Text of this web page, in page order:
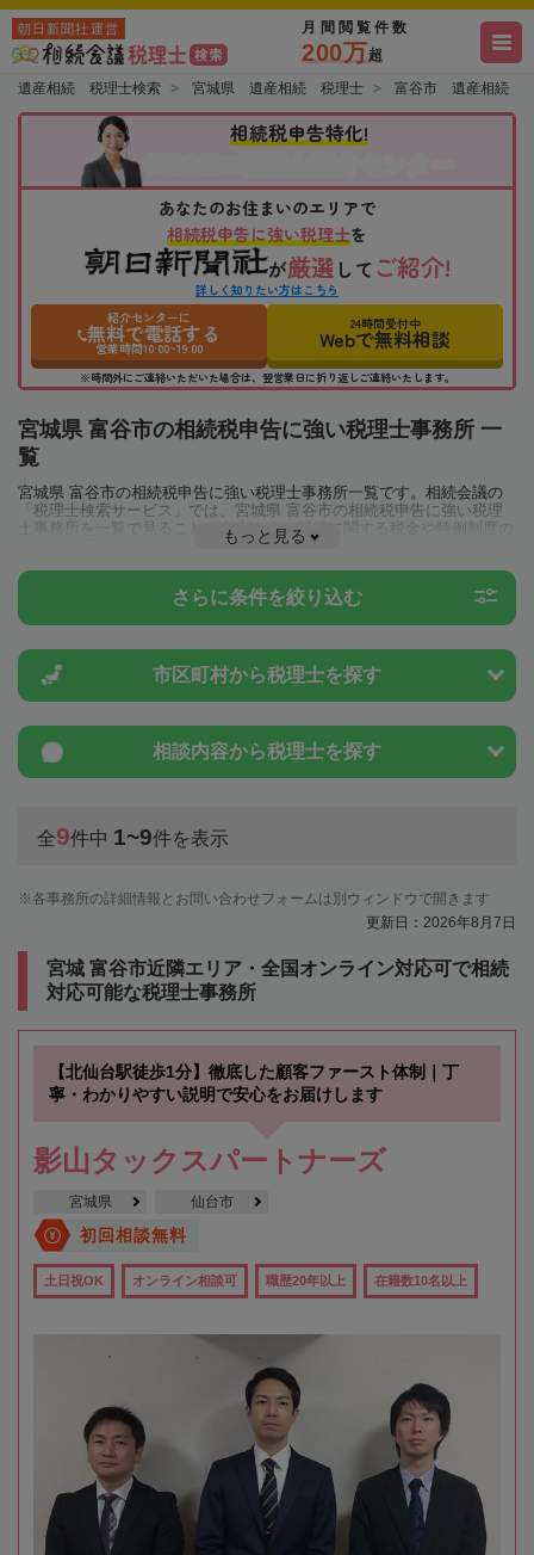
朝日新聞社運営 月間閲覧件数
200万超
遺産相続 税理士検索 宮城県 遺産相続 税理士 富谷市 遺産相続
相続税申告特化!
あなたのお住まいのエリアで
相続税申告に強い税理士を
が厳選 して ご紹介!
詳しく知りたい方はこちら
紹介センターに
無料で電話する
営業時間10:00~19:00
24時間受付中
Webで無料相談
※時間外にご連絡いただいた場合は、翌営業日に折り返しご連絡いたします。
宮城県 富谷市の相続税申告に強い税理士事務所 一
覧
宮城県 富谷市の相続税申告に強い税理士事務所一覧です。相続会議の
「税理士検索サービス」では、宮城県 富谷市の相続税申告に強い税理
士事務所を一覧で見ることが出来ます。相続に関する税金や特例制度の
ことは一度近隣の税理士に相談してみましょう。
もっと見る
さらに条件を絞り込む
市区町村から税理士を探す
相談内容から税理士を探す
全9件中 1~9件を表示
各事務所の詳細情報とお問い合わせフォームは別ウィンドウで開きます
更新日：2026年8月7日
宮城 富谷市近隣エリア・全国オンライン対応可で相続
対応可能な税理士事務所
【北仙台駅徒歩1分】徹底した顧客ファースト体制｜丁
寧・わかりやすい説明で安心をお届けします
影山タックスパートナーズ
宮城県 仙台市
初回相談無料
土日祝OK オンライン相談可 職歴20年以上 在籍数10名以上